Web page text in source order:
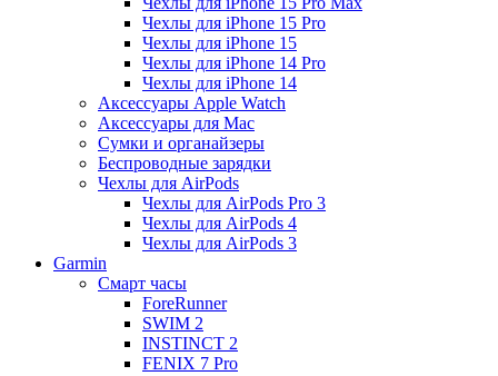
Чехлы для iPhone 15 Pro
Чехлы для iPhone 15
Чехлы для iPhone 14 Pro
Чехлы для iPhone 14
Аксессуары Apple Watch
Аксессуары для Mac
Сумки и органайзеры
Беспроводные зарядки
Чехлы для AirPods
Чехлы для AirPods Pro 3
Чехлы для AirPods 4
Чехлы для AirPods 3
Garmin
Смарт часы
ForeRunner
SWIM 2
INSTINCT 2
FENIX 7 Pro